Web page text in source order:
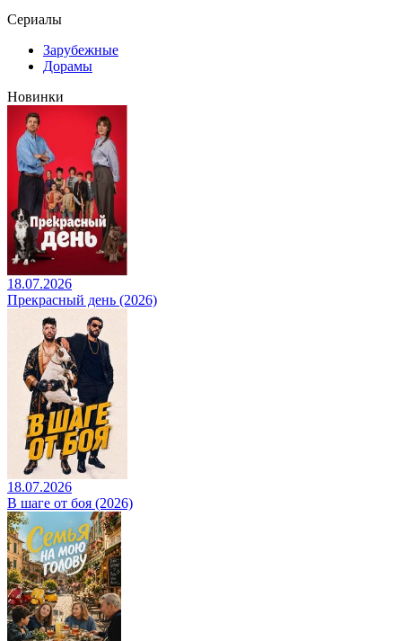
Сериалы
Зарубежные
Дорамы
Новинки
18.07.2026
Прекрасный день (2026)
18.07.2026
В шаге от боя (2026)